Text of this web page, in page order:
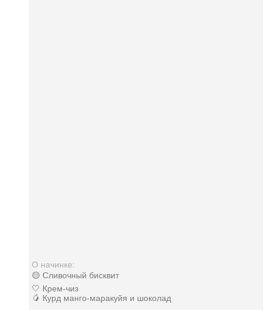
О начинке:
🟡 Сливочный бисквит
🤍 Крем-чиз
🥭 Курд манго-маракуйя и шоколад